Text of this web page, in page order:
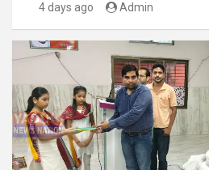
4 days ago Admin